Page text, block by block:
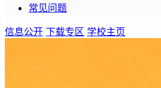
常见问题
信息公开 下载专区 学校主页